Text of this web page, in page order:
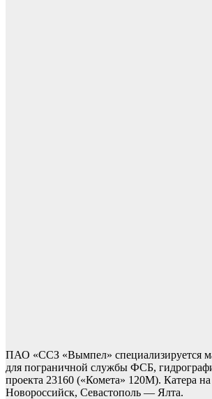
ПАО «ССЗ «Вымпел» специализируется
для пограничной службы ФСБ,
проекта 23160 («Комета» 120М). Катера
Новороссийск, Севастополь — Ялта.